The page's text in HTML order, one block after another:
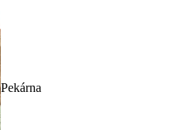
Pekárna